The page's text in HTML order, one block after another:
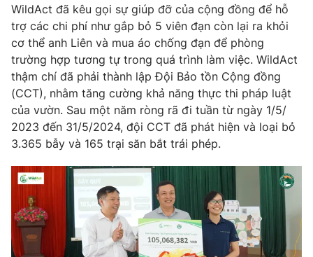
WildAct đã kêu gọi sự giúp đỡ của cộng đồng để hỗ
trợ các chi phí như gắp bỏ 5 viên đạn còn lại ra khỏi
cơ thể anh Liên và mua áo chống đạn để phòng
trường hợp tương tự trong quá trình làm việc. WildAct
thậm chí đã phải thành lập Đội Bảo tồn Cộng đồng
(CCT), nhằm tăng cường khả năng thực thi pháp luật
của vườn. Sau một năm ròng rã đi tuần từ ngày 1/5/
2023 đến 31/5/2024, đội CCT đã phát hiện và loại bỏ
3.365 bẫy và 165 trại săn bắt trái phép.